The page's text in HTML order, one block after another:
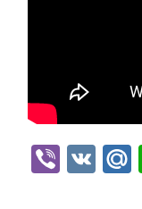
Viber
VK